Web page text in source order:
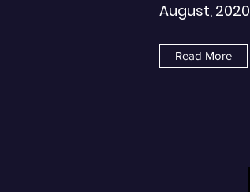
August, 2020
Read More